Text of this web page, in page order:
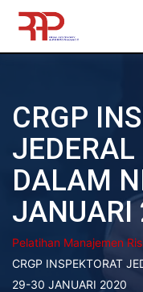
Skip
content
CRGP
DALAM
JANUARI
Pelatihan Manajemen
CRGP INSPEKTORAT
29-30 JANUARI 2020